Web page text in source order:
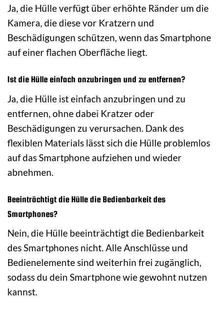
Ja, die Hülle verfügt über erhöhte Ränder um die
Kamera, die diese vor Kratzern und
Beschädigungen schützen, wenn das Smartphone
auf einer flachen Oberfläche liegt.
Ist die Hülle einfach anzubringen und zu entfernen?
Ja, die Hülle ist einfach anzubringen und zu
entfernen, ohne dabei Kratzer oder
Beschädigungen zu verursachen. Dank des
flexiblen Materials lässt sich die Hülle problemlos
auf das Smartphone aufziehen und wieder
abnehmen.
Beeinträchtigt die Hülle die Bedienbarkeit des
Smartphones?
Nein, die Hülle beeinträchtigt die Bedienbarkeit
des Smartphones nicht. Alle Anschlüsse und
Bedienelemente sind weiterhin frei zugänglich,
sodass du dein Smartphone wie gewohnt nutzen
kannst.